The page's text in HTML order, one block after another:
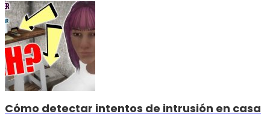
Cómo detectar intentos de intrusión en casa